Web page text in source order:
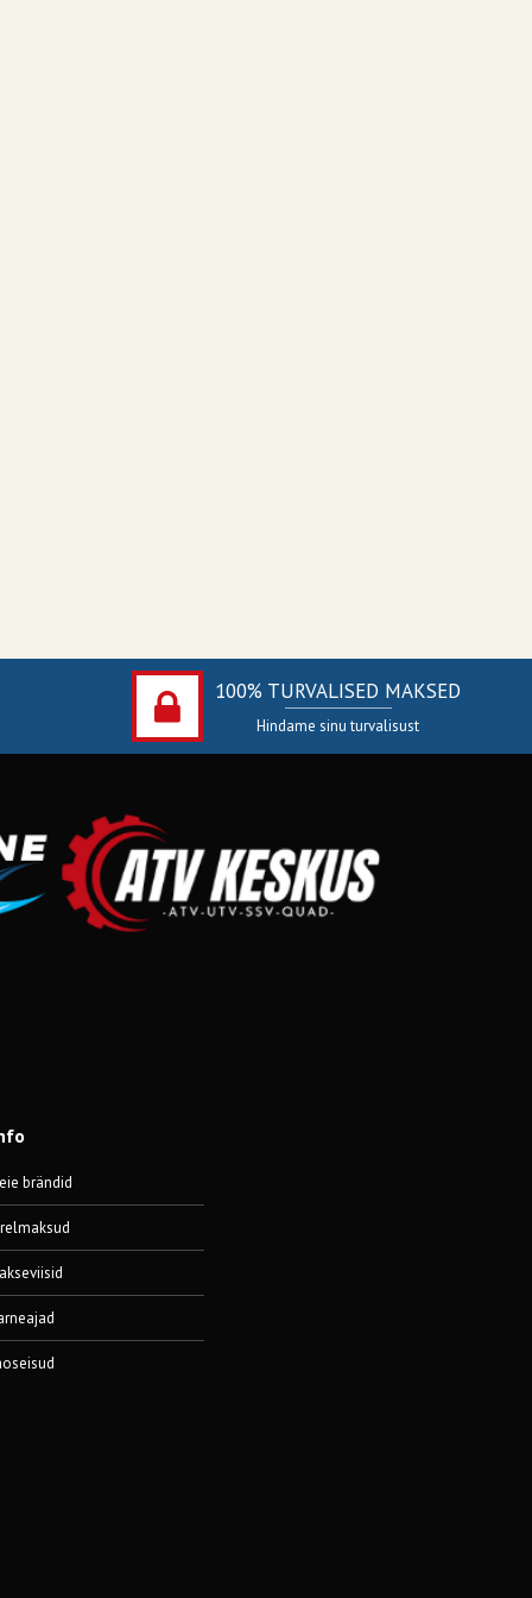
100% TURVALISED MAKSED
Hindame sinu turvalisust
brändid